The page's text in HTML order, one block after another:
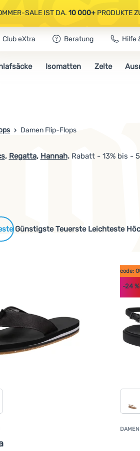
SALE IST DA. 10 000+PRODUKTE
CAMPING- &
SALE IST DA.10 000+PRODUKTE
Club eXtra Beratung Hilfe
Isomatten Zelte
Damen Flip-Flops
, Regatta, Hannah.Rabatt - 13% bis -
Günstigste Teuerste Leichteste
Produkte
code:
-24 %